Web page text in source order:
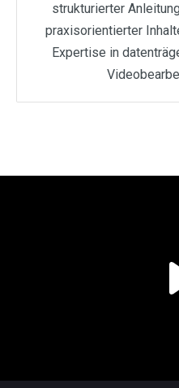
strukturierter
praxisorientierter
Expertise in